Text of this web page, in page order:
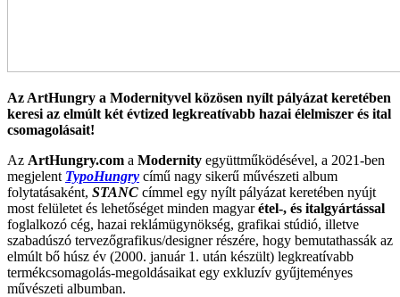
Az ArtHungry a Modernityvel közösen nyílt pályázat keretében
keresi az elmúlt két évtized legkreatívabb hazai élelmiszer és ital
csomagolásait!
Az ArtHungry.com a Modernity együttműködésével, a 2021-ben
megjelent TypoHungry című nagy sikerű művészeti album
folytatásaként, STANC címmel egy nyílt pályázat keretében nyújt
most felületet és lehetőséget minden magyarétel-, és italgyártással
foglalkozó cég, hazai reklámügynökség, grafikai stúdió, illetve
szabadúszó tervezőgrafikus/designer részére, hogy bemutathassák az
elmúlt bő húsz év (2000. január 1. után készült) legkreatívabb
termékcsomagolás-megoldásaikat egy exkluzív gyűjteményes
művészeti albumban.